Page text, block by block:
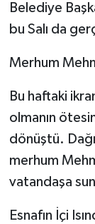
Belediye
bu Salı da
Merhum
Bu haftaki
olmanın
dönüştü.
merhum
vatandaşa
Esnafın İçi